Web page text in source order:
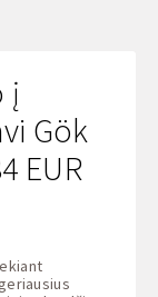
į
Gök
EUR